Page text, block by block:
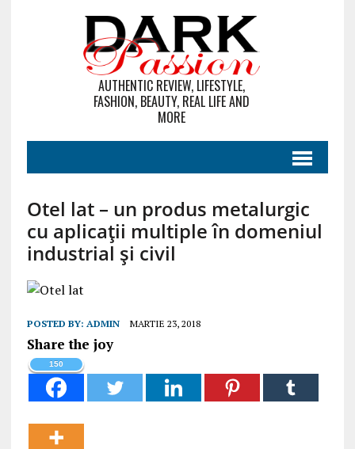
AUTHENTIC REVIEW, LIFESTYLE,
FASHION, BEAUTY, REAL LIFE AND
MORE
Otel lat – un produs metalurgic
cu aplicații multiple în domeniul
industrial și civil
POSTED BY: ADMIN MARTIE 23, 2018
Share the joy
150